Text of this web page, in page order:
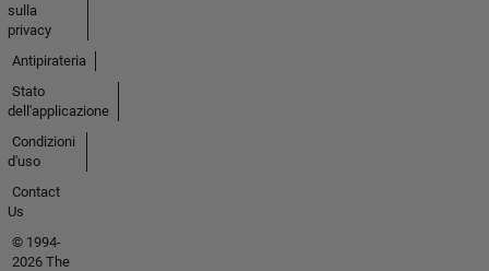
sulla
privacy
Antipirateria
Stato
dell'applicazione
Condizioni
d'uso
Contact
Us
© 1994-
2026 The